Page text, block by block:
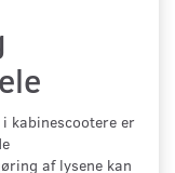
kabinescootere er
af lysene kan